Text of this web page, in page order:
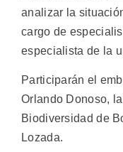
analizar la
cargo de
especialista de la
Participarán el
Orlando Donoso,
Biodiversidad de
Lozada.